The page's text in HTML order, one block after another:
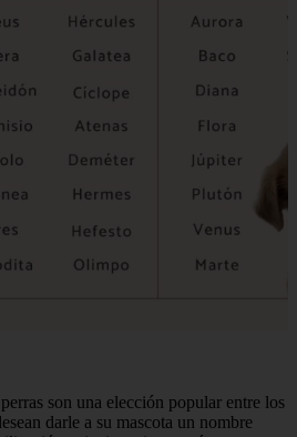
son una elección popular entre los
darle a su mascota un nombre